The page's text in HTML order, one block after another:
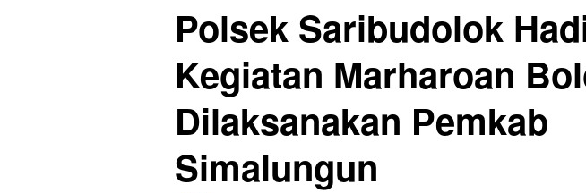
Polsek Saribudolok
Kegiatan Marharoan
Dilaksanakan Pemkab
Simalungun